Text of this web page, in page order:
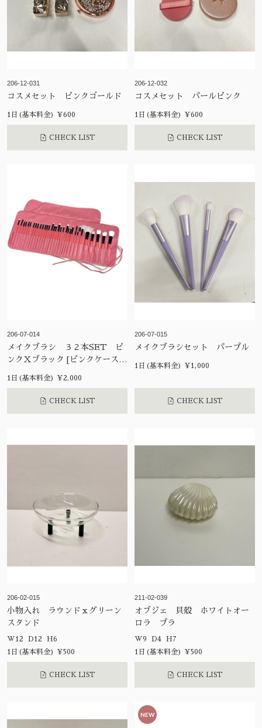
206-12-031
コスメセット ピンクゴールド
1日(基本料金) ¥600
CHECK LIST
206-12-032
コスメセット パールピンク
1日(基本料金) ¥600
CHECK LIST
206-07-014
メイクブラシ ３２本SET ピ
ンクＸブラック [ピンクケース
1日(基本料金) ¥2,000
CHECK LIST
206-07-015
メイクブラシセット パープル
1日(基本料金) ¥1,000
CHECK LIST
206-02-015
小物入れ ラウンドｘグリーン
スタンド
W12 D12 H6
1日(基本料金) ¥500
CHECK LIST
211-02-039
オブジェ 貝殻 ホワイトオー
ロラ プラ
W9 D4 H7
1日(基本料金) ¥500
CHECK LIST
NEW